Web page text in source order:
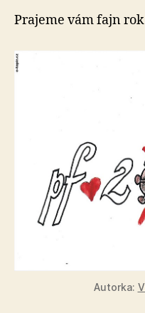
Prajeme vám fajn rok
Autorka: